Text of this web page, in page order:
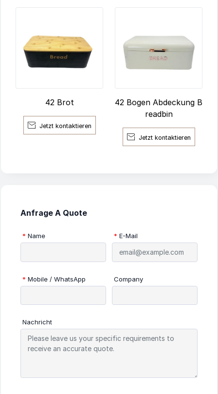
42 Brot
 Jetzt kontaktieren
42 Bogen Abdeckung B
readbin
 Jetzt kontaktieren
Anfrage A Quote
* Name * E-Mail
* Mobile / WhatsApp Company
Nachricht